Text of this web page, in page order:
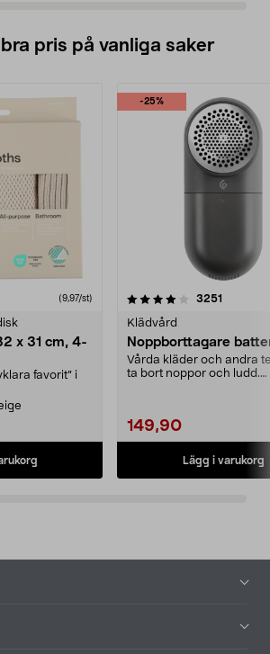
pris på vanliga saker
(9,97/st)
x 31 cm, 4-
favorit” i
-25%
3251
Klädvård
Noppborttagare
Vårda kläder och andra
ta bort noppor och ludd.
149,90
Lägg i varukorg
4.5av 5 stjärnor